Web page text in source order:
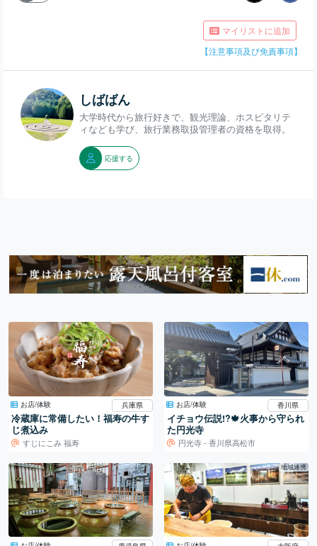
マイリストに追加
【注意事項及び免責事項】
しばばん
大学時代から旅行好きで、観光理論、ホスピタリテ
ィなども学び、旅行業務取扱管理者の資格を取得。
応援する
お店/体験 兵庫県
冷蔵庫に常備したい！福寿の牛す
じ煮込み
すじにこみ 福寿
お店/体験 香川県
イチョウ伝説!?🍁火事から守られ
た円光寺
円光寺 - 香川県高松市
地域連携